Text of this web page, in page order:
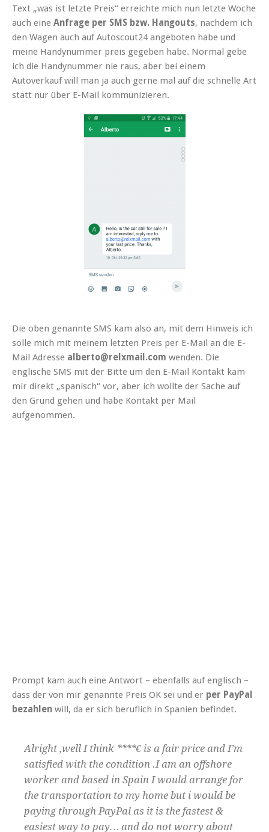
Text „was ist letzte Preis“ erreichte mich nun letzte Woche
auch eine Anfrage per SMS bzw. Hangouts, nachdem ich
den Wagen auch auf Autoscout24 angeboten habe und
meine Handynummer preis gegeben habe. Normal gebe
ich die Handynummer nie raus, aber bei einem
Autoverkauf will man ja auch gerne mal auf die schnelle Art
statt nur über E-Mail kommunizieren.
Die oben genannte SMS kam also an, mit dem Hinweis ich
solle mich mit meinem letzten Preis per E-Mail an die E-
Mail Adresse alberto@relxmail.com wenden. Die
englische SMS mit der Bitte um den E-Mail Kontakt kam
mir direkt „spanisch“ vor, aber ich wollte der Sache auf
den Grund gehen und habe Kontakt per Mail
aufgenommen.
Prompt kam auch eine Antwort – ebenfalls auf englisch –
dass der von mir genannte Preis OK sei und er per PayPal
bezahlen will, da er sich beruflich in Spanien befindet.
Alright ,well I think ****€ is a fair price and I’m
satisfied with the condition .I am an offshore
worker and based in Spain I would arrange for
the transportation to my home but i would be
paying through PayPal as it is the fastest &
easiest way to pay… and do not worry about